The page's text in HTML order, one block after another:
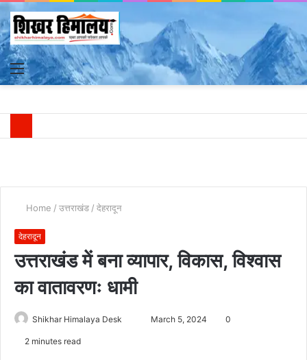
Menu
Home / उत्तराखंड / देहरादून
देहरादून
उत्तराखंड में बना व्यापार, विकास, विश्वास
का वातावरणः धामी
Shikhar Himalaya Desk March 5, 2024 0
2 minutes read